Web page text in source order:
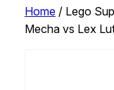
Home/ Lego
Mecha vs Lex